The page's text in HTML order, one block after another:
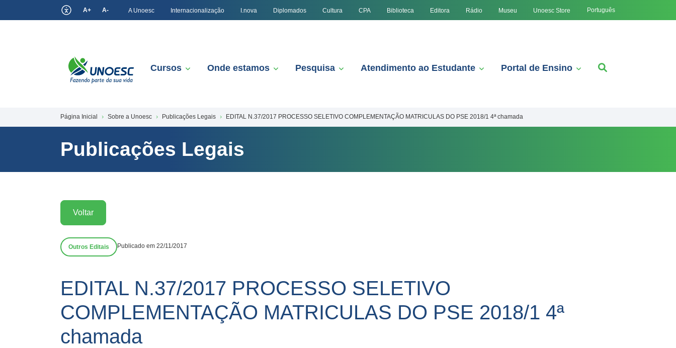
A+ A- A Unoesc Internacionalização I.nova Diplomados Cultura CPA Biblioteca Editora Rádio Museu Unoesc Store Português
Cursos Onde estamos Pesquisa Atendimento ao Estudante Portal de Ensino
Página Inicial Sobre a Unoesc Publicações Legais EDITAL N.37/2017 PROCESSO SELETIVO COMPLEMENTAÇÃO MATRICULAS DO PSE 2018/1 4ª chamada
Publicações Legais
Voltar
Outros Editais Publicado em 22/11/2017
EDITAL N.37/2017 PROCESSO SELETIVO
COMPLEMENTAÇÃO MATRICULAS DO PSE 2018/1 4ª
chamada